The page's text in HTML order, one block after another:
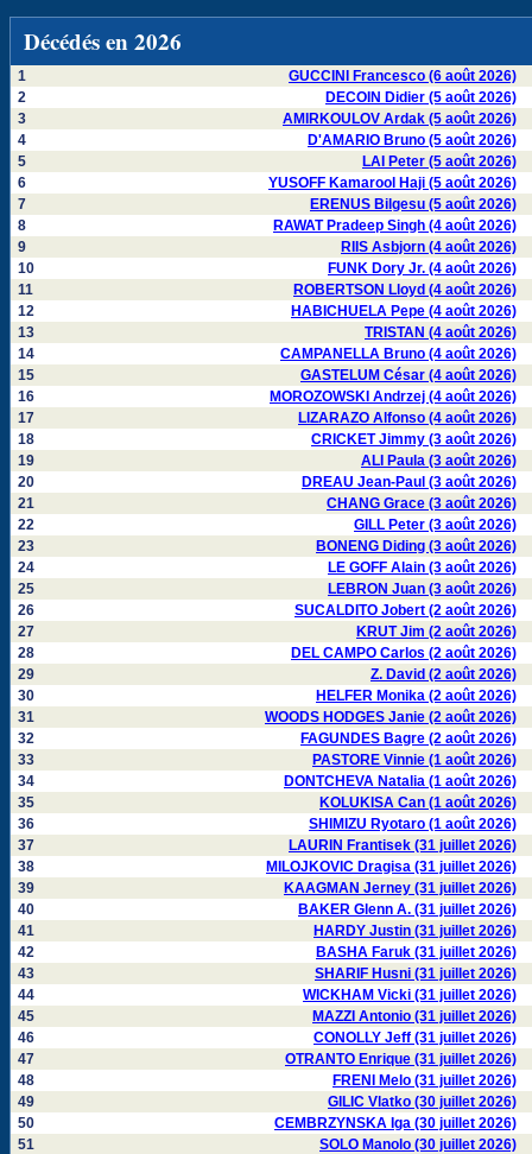
Décédés en 2026
1
GUCCINI Francesco (6 août 2026)
2
DECOIN Didier (5 août 2026)
3
AMIRKOULOV Ardak (5 août 2026)
4
D'AMARIO Bruno (5 août 2026)
5
LAI Peter (5 août 2026)
6
YUSOFF Kamarool Haji (5 août 2026)
7
ERENUS Bilgesu (5 août 2026)
8
RAWAT Pradeep Singh (4 août 2026)
9
RIIS Asbjorn (4 août 2026)
10
FUNK Dory Jr. (4 août 2026)
11
ROBERTSON Lloyd (4 août 2026)
12
HABICHUELA Pepe (4 août 2026)
13
TRISTAN (4 août 2026)
14
CAMPANELLA Bruno (4 août 2026)
15
GASTELUM César (4 août 2026)
16
MOROZOWSKI Andrzej (4 août 2026)
17
LIZARAZO Alfonso (4 août 2026)
18
CRICKET Jimmy (3 août 2026)
19
ALI Paula (3 août 2026)
20
DREAU Jean-Paul (3 août 2026)
21
CHANG Grace (3 août 2026)
22
GILL Peter (3 août 2026)
23
BONENG Diding (3 août 2026)
24
LE GOFF Alain (3 août 2026)
25
LEBRON Juan (3 août 2026)
26
SUCALDITO Jobert (2 août 2026)
27
KRUT Jim (2 août 2026)
28
DEL CAMPO Carlos (2 août 2026)
29
Z. David (2 août 2026)
30
HELFER Monika (2 août 2026)
31
WOODS HODGES Janie (2 août 2026)
32
FAGUNDES Bagre (2 août 2026)
33
PASTORE Vinnie (1 août 2026)
34
DONTCHEVA Natalia (1 août 2026)
35
KOLUKISA Can (1 août 2026)
36
SHIMIZU Ryotaro (1 août 2026)
37
LAURIN Frantisek (31 juillet 2026)
38
MILOJKOVIC Dragisa (31 juillet 2026)
39
KAAGMAN Jerney (31 juillet 2026)
40
BAKER Glenn A. (31 juillet 2026)
41
HARDY Justin (31 juillet 2026)
42
BASHA Faruk (31 juillet 2026)
43
SHARIF Husni (31 juillet 2026)
44
WICKHAM Vicki (31 juillet 2026)
45
MAZZI Antonio (31 juillet 2026)
46
CONOLLY Jeff (31 juillet 2026)
47
OTRANTO Enrique (31 juillet 2026)
48
FRENI Melo (31 juillet 2026)
49
GILIC Vlatko (30 juillet 2026)
50
CEMBRZYNSKA Iga (30 juillet 2026)
51
SOLO Manolo (30 juillet 2026)